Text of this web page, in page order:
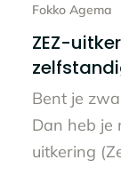
Fokko Agema
ZEZ-
Bent je
Dan heb je
uitkering